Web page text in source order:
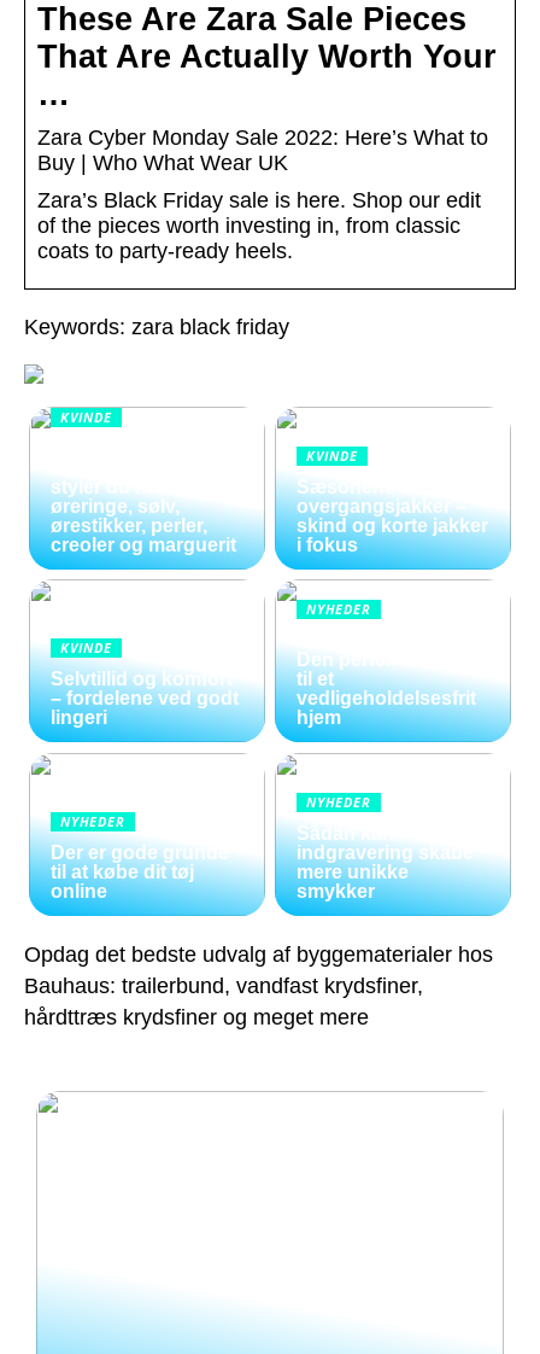
These Are Zara Sale Pieces
That Are Actually Worth Your
…
Zara Cyber Monday Sale 2022: Here’s What to
Buy | Who What Wear UK
Zara’s Black Friday sale is here. Shop our edit
of the pieces worth investing in, from classic
coats to party-ready heels.
Keywords: zara black friday
KVINDE
styler du hænge
øreringe, sølv,
ørestikker, perler,
creoler og marguerit
KVINDE
Sæsonens dame
overgangsjakker –
skind og korte jakker
i fokus
KVINDE
Selvtillid og komfort
– fordelene ved godt
lingeri
NYHEDER
Den perfekte løsning
til et
vedligeholdelsesfrit
hjem
NYHEDER
Der er gode grunde
til at købe dit tøj
online
NYHEDER
Sådan kan
indgravering skabe
mere unikke
smykker
Opdag det bedste udvalg af byggematerialer hos
Bauhaus: trailerbund, vandfast krydsfiner,
hårdttræs krydsfiner og meget mere